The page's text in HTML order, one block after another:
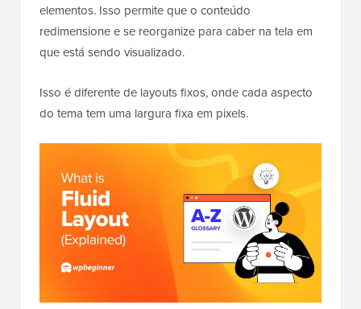
elementos. Isso permite que o conteúdo
redimensione e se reorganize para caber na tela em
que está sendo visualizado.
Isso é diferente de layouts fixos, onde cada aspecto
do tema tem uma largura fixa em pixels.